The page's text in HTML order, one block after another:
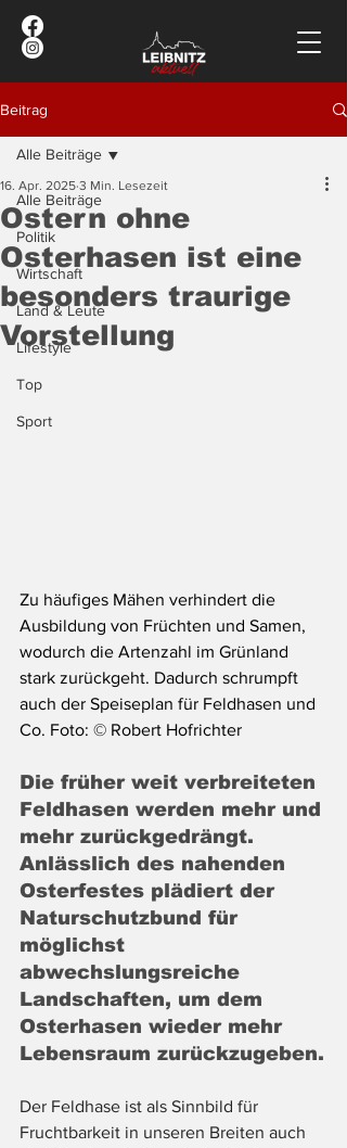
Beitrag
Alle Beiträge
Politik
Wirtschaft
Land & Leute
Lifestyle
Top
Sport
Alle Beiträge
Ostern ohne
Osterhasen ist eine
besonders traurige
Vorstellung
16. Apr. 2025 3 Min. Lesezeit
Zu häufiges Mähen verhindert die
Ausbildung von Früchten und Samen,
wodurch die Artenzahl im Grünland
stark zurückgeht. Dadurch schrumpft
auch der Speiseplan für Feldhasen und
Co. Foto: © Robert Hofrichter
Die früher weit verbreiteten
Feldhasen werden mehr und
mehr zurückgedrängt.
Anlässlich des nahenden
Osterfestes plädiert der
Naturschutzbund für
möglichst
abwechslungsreiche
Landschaften, um dem
Osterhasen wieder mehr
Lebensraum zurückzugeben.
Der Feldhase ist als Sinnbild für
Fruchtbarkeit in unseren Breiten auch